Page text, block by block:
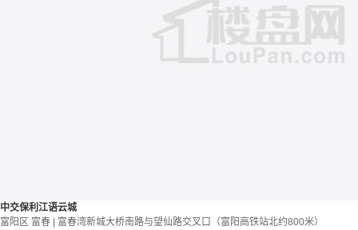
中交保利江语云城
富阳区 富春 | 富春湾新城大桥南路与望仙路交叉口（富阳高铁站北约800米）